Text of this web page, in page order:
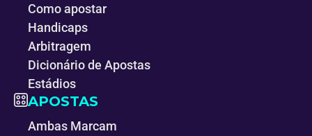
Como apostar
Handicaps
Arbitragem
Dicionário de Apostas
Estádios
APOSTAS
Ambas Marcam